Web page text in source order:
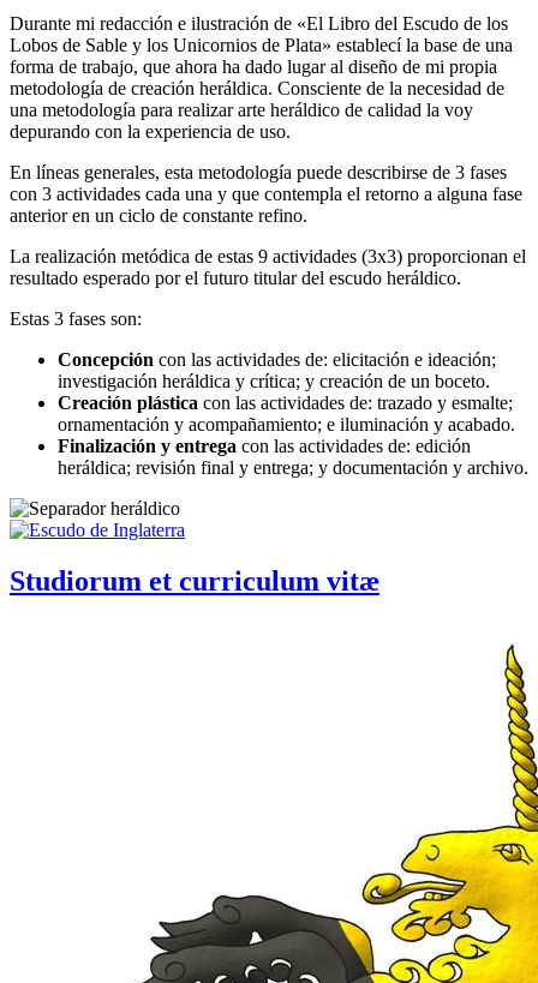
Durante mi redacción e ilustración de «El Libro del Escudo de los
Lobos de Sable y los Unicornios de Plata» establecí la base de una
forma de trabajo, que ahora ha dado lugar al diseño de mi propia
metodología de creación heráldica. Consciente de la necesidad de
una metodología para realizar arte heráldico de calidad la voy
depurando con la experiencia de uso.
En líneas generales, esta metodología puede describirse de 3 fases
con 3 actividades cada una y que contempla el retorno a alguna fase
anterior en un ciclo de constante refino.
La realización metódica de estas 9 actividades (3x3) proporcionan el
resultado esperado por el futuro titular del escudo heráldico.
Estas 3 fases son:
Concepción con las actividades de: elicitación e ideación;
investigación heráldica y crítica; y creación de un boceto.
Creación plástica con las actividades de: trazado y esmalte;
ornamentación y acompañamiento; e iluminación y acabado.
Finalización y entrega con las actividades de: edición
heráldica; revisión final y entrega; y documentación y archivo.
Studiorum et curriculum vitæ